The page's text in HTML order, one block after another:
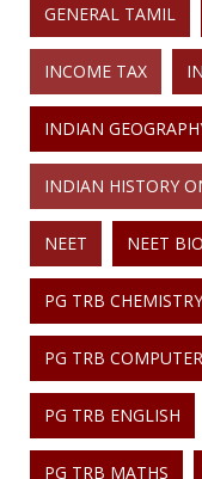
GENERAL TAMIL
INCOME TAX
INDIAN
INDIAN HISTORY
NEET NEET
PG TRB CHEMISTRY
PG TRB COMPUTER
PG TRB ENGLISH
PG TRB MATHS